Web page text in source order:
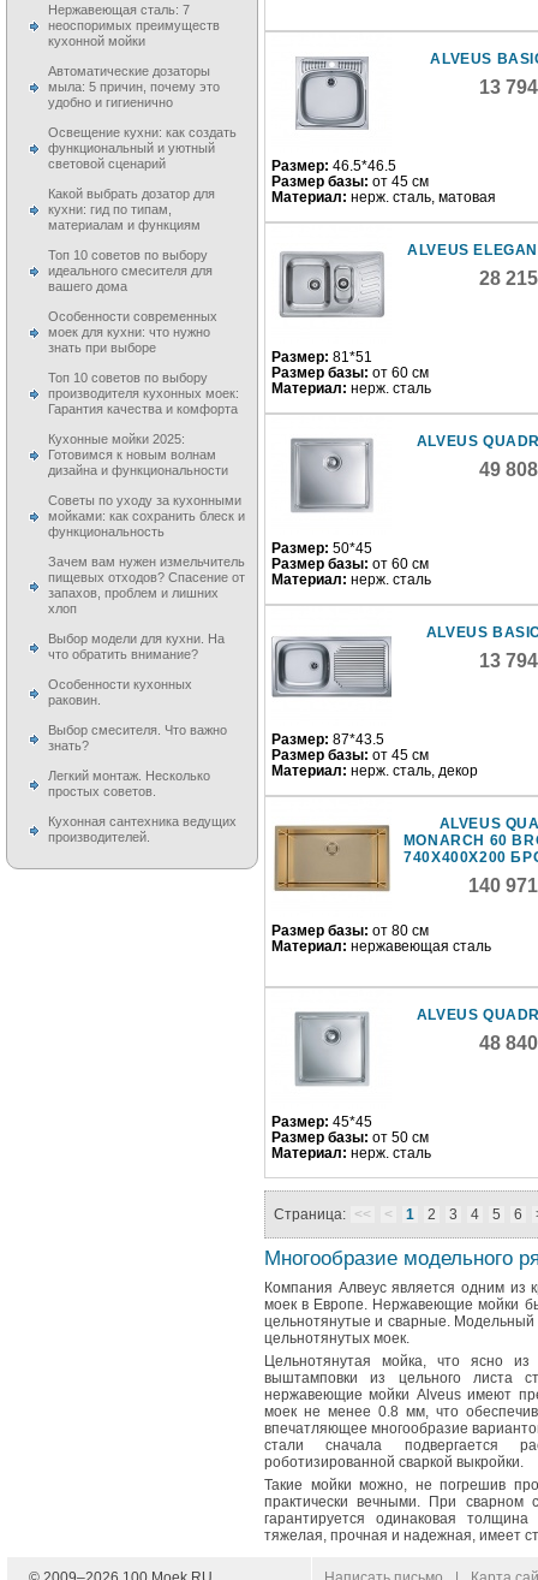
ALVEUS
13
Размер: 46.5*46.5
Размер базы: от 45 см
Материал: нерж. сталь, матовая
ALVEUS
28
Размер: 81*51
Размер базы: от 60 см
Материал: нерж. сталь
ALVEUS
49
Размер: 50*45
Размер базы: от 60 см
Материал: нерж. сталь
ALVEUS
13
Размер: 87*43.5
Размер базы: от 45 см
Материал: нерж. сталь, декор
ALVEUS
MONARCH 60
740X400X200
140
Размер базы: от 80 см
Материал: нержавеющая сталь
ALVEUS
48
Размер: 45*45
Размер базы: от 50 см
Материал: нерж. сталь
Страница: << < 1 2 3 4 5 6
Многообразие модельного
Компания Алвеус является одним из
моек в Европе. Нержавеющие мойки
цельнотянутые и сварные. Модельный
цельнотянутых моек.
Цельнотянутая мойка, что ясно из
выштамповки из цельного листа
нержавеющие мойки Alveus имеют
моек не менее 0.8 мм, что
впечатляющее многообразие
стали сначала подвергается
роботизированной сваркой выкройки.
Такие мойки можно, не погрешив
практически вечными. При сварном
гарантируется одинаковая
тяжелая, прочная и надежная, имеет
Нержавеющая сталь: 7
неоспоримых преимуществ
кухонной мойки
Автоматические дозаторы
мыла: 5 причин, почему это
удобно и гигиенично
Освещение кухни: как создать
функциональный и уютный
световой сценарий
Какой выбрать дозатор для
кухни: гид по типам,
материалам и функциям
Топ 10 советов по выбору
идеального смесителя для
вашего дома
Особенности современных
моек для кухни: что нужно
знать при выборе
Топ 10 советов по выбору
производителя кухонных моек:
Гарантия качества и комфорта
Кухонные мойки 2025:
Готовимся к новым волнам
дизайна и функциональности
Советы по уходу за кухонными
мойками: как сохранить блеск и
функциональность
Зачем вам нужен измельчитель
пищевых отходов? Спасение от
запахов, проблем и лишних
хлоп
Выбор модели для кухни. На
что обратить внимание?
Особенности кухонных
раковин.
Выбор смесителя. Что важно
знать?
Легкий монтаж. Несколько
простых советов.
Кухонная сантехника ведущих
производителей.